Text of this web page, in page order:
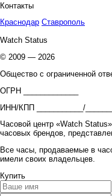
Контакты
Краснодар Ставрополь
Watch Status
© 2009 — 2026
Общество с ограниченной
ОГРН _____________
ИНН/КПП ___________/
Часовой центр «Watch
часовых брендов,
Все часы, продаваемые в
имели своих владельцев.
Купить